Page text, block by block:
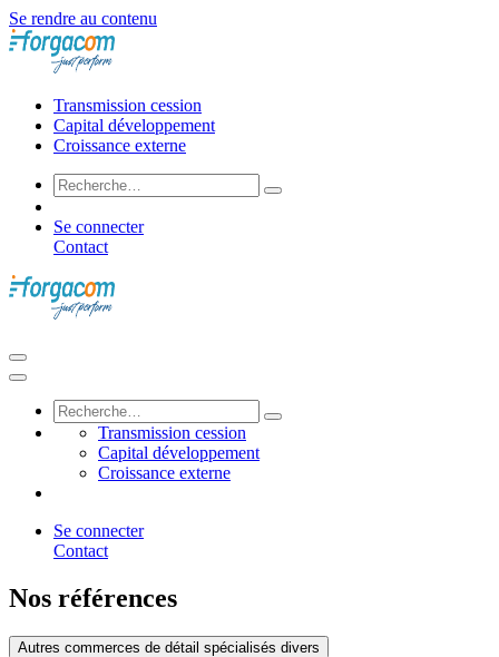
Se rendre au contenu
Transmission cession
Capital développement
Croissance externe
Se connecter
Contact
Transmission cession
Capital développement
Croissance externe
Se connecter
Contact
Nos références
Autres commerces de détail spécialisés divers